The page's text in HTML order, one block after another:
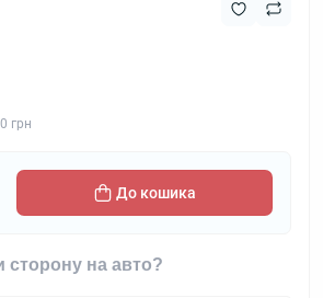
грн
До кошика
сторону на авто?